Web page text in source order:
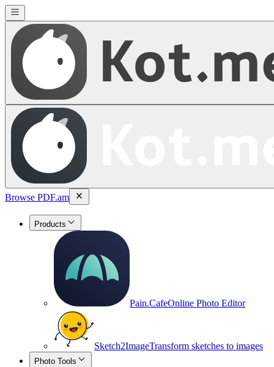
Browse PDF.am
Products
Pain.CafeOnline Photo Editor
Sketch2ImageTransform sketches to images
Photo Tools